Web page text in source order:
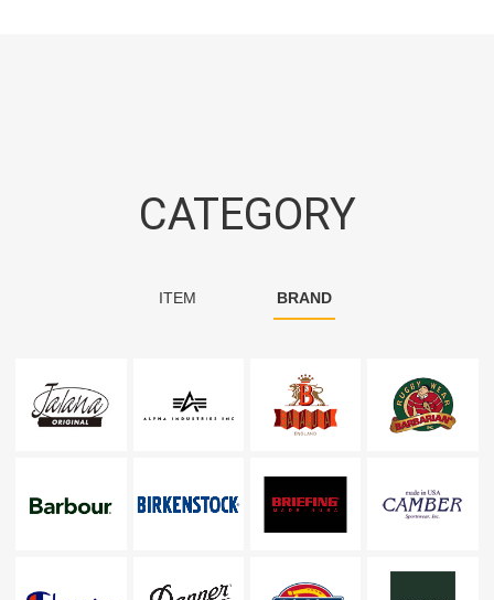
CATEGORY
ITEM BRAND